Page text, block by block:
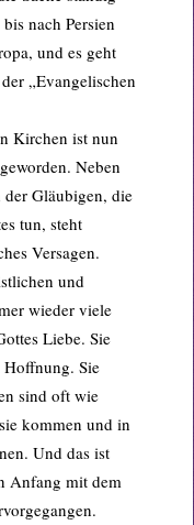
nach Persien
und es geht
„Evangelischen
Kirchen ist nun
Neben
Gläubigen, die
tun, steht
Versagen.
und
wieder viele
Liebe. Sie
Sie
sind oft wie
kommen und in
Und das ist
Anfang mit dem